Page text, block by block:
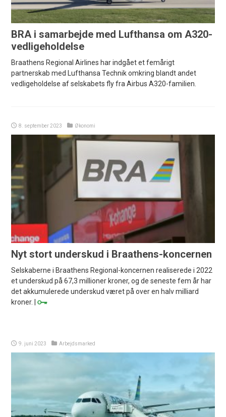
BRA i samarbejde med Lufthansa om A320-
vedligeholdelse
Braathens Regional Airlines har indgået et femårigt
partnerskab med Lufthansa Technik omkring blandt andet
vedligeholdelse af selskabets fly fra Airbus A320-familien.
8. september 2023 Økonomi
Nyt stort underskud i Braathens-koncernen
Selskaberne i Braathens Regional-koncernen realiserede i 2022
et underskud på 67,3 millioner kroner, og de seneste fem år har
det akkumulerede underskud været på over en halv milliard
kroner. |
9. juni 2023 Arbejdsmarked